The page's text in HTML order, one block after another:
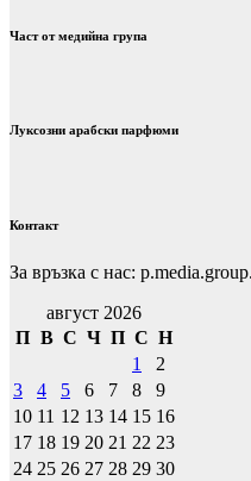
Част от медийна група
Луксозни арабски парфюми
Контакт
За връзка с нас:
август 2026
П В С Ч П С Н
1
2
3
4 5 6 7 8
9
10 11 12 13 14 15 16
17 18 19 20 21 22 23
24 25 26 27 28 29 30